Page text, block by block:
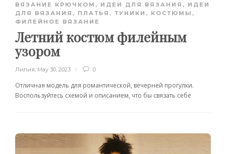
ВЯЗАНИЕ КРЮЧКОМ , ИДЕИ ДЛЯ ВЯЗАНИЯ , ИДЕИ
ДЛЯ ВЯЗАНИЯ , ПЛАТЬЯ, ТУНИКИ, КОСТЮМЫ ,
ФИЛЕЙНОЕ ВЯЗАНИЕ
Летний костюм филейным
узором
Лилия, May 30, 2023 0
Отличная модель для романтической, вечерней прогулки.
Воспользуйтесь схемой и описанием, что бы связать себе